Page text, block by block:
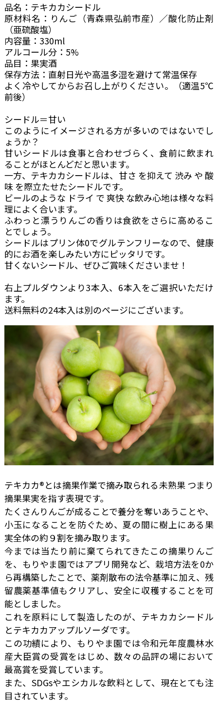
品名：テキカカシードル
原材料名：りんご（青森県弘前市産）／酸化防止剤
（亜硫酸塩）
内容量：330ml
アルコール分：5%
品目：果実酒
保存方法：直射日光や高温多湿を避けて常温保存
よく冷やしてからお召し上がりください。（適温5℃
前後）
シードル＝甘い
このようにイメージされる方が多いのではないでし
ょうか？
甘いシードルは食事と合わせづらく、食前に飲まれ
ることがほとんどだと思います。
一方、テキカカシードルは、甘さ を抑えて 渋み や 酸
味 を際立たせたシードルです。
ビールのような ドライ で 爽快 な飲み心地は様々な料
理によく合います。
ふわっと漂うりんごの香りは食欲をさらに高めるこ
とでしょう。
シードルはプリン体0でグルテンフリーなので、健康
的にお酒を楽しみたい方にピッタリです。
甘くないシードル、ぜひご賞味くださいませ！
右上プルダウンより3本入、6本入をご選択いただけ
ます。
送料無料の24本入は別のページにございます。
テキカカ®とは摘果作業で摘み取られる未熟果 つまり
摘果果実を指す表現です。
たくさんりんごが成ることで養分を奪いあうことや、
小玉になることを防ぐため、夏の間に樹上にある果
実全体の約９割を摘み取ります。
今までは当たり前に棄てられてきたこの摘果りんご
を、もりやま園ではアプリ開発など、栽培方法を0か
ら再構築したことで、薬剤散布の法令基準に加え、残
留農薬基準値もクリアし、安全に収穫することを可
能としました。
これを原料にして製造したのが、テキカカシードル
とテキカカアップルソーダです。
この功績により、もりやま園では令和元年度農林水
産大臣賞の受賞をはじめ、数々の品評の場において
最高賞を受賞しています。
また、SDGsやエシカルな飲料として、現在とても注
目されています。